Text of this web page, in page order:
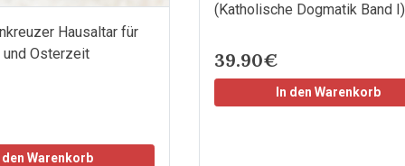
Hausaltar für
Osterzeit
den Warenkorb
(Katholische Dogmatik Band I)
39.90€
In den Warenkorb